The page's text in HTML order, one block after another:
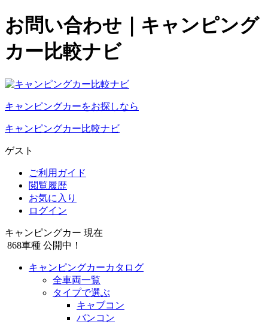
お問い合わせ｜キャンピング
カー比較ナビ
キャンピングカーをお探しなら
キャンピングカー比較ナビ
ゲスト
ご利用ガイド
閲覧履歴
お気に入り
ログイン
キャンピングカー 現在
868車種 公開中！
キャンピングカーカタログ
全車両一覧
タイプで選ぶ
キャブコン
バンコン